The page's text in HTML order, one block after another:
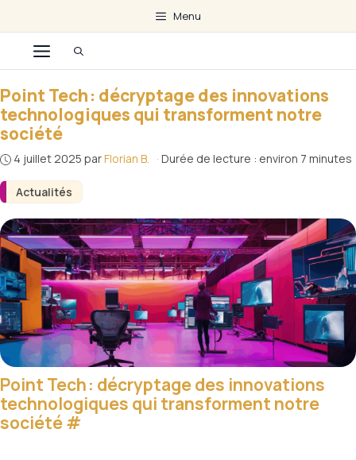
au
contenu
Menu
Menu
Actualités
Point Tech : décryptage des innovations
technologiques qui transforment notre
société
4 juillet 2025 parFlorian B. · Durée de lecture : environ 7 minutes
Point Tech : décryptage des innovations
technologiques qui transforment notre
société#